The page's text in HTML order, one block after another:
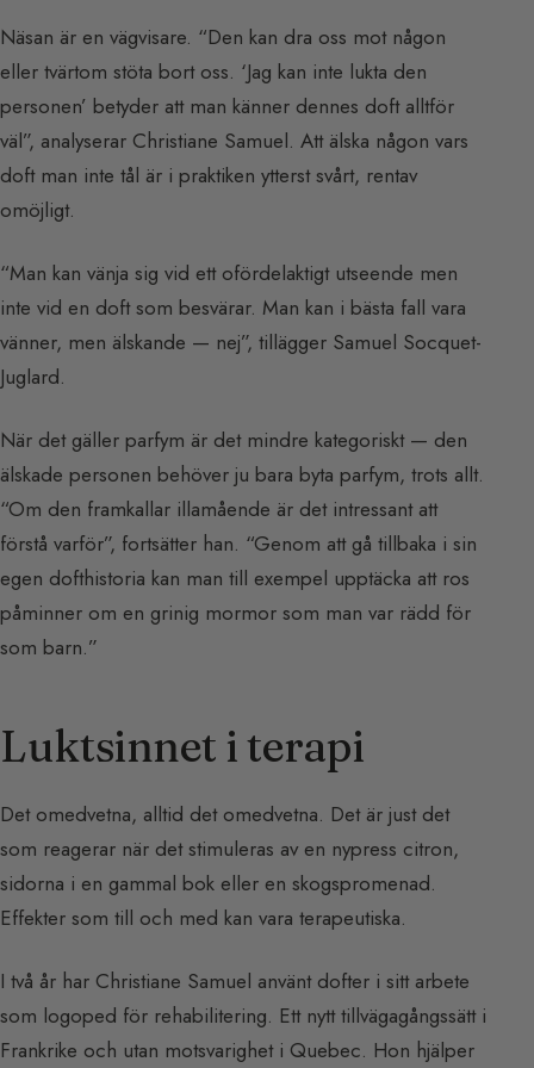
Näsan är en vägvisare. “Den kan dra oss mot någon
eller tvärtom stöta bort oss. ‘Jag kan inte lukta den
personen’ betyder att man känner dennes doft alltför
väl”, analyserar Christiane Samuel. Att älska någon vars
doft man inte tål är i praktiken ytterst svårt, rentav
omöjligt.
“Man kan vänja sig vid ett ofördelaktigt utseende men
inte vid en doft som besvärar. Man kan i bästa fall vara
vänner, men älskande — nej”, tillägger Samuel Socquet-
Juglard.
När det gäller parfym är det mindre kategoriskt — den
älskade personen behöver ju bara byta parfym, trots allt.
“Om den framkallar illamående är det intressant att
förstå varför”, fortsätter han. “Genom att gå tillbaka i sin
egen dofthistoria kan man till exempel upptäcka att ros
påminner om en grinig mormor som man var rädd för
som barn.”
Luktsinnet i terapi
Det omedvetna, alltid det omedvetna. Det är just det
som reagerar när det stimuleras av en nypress citron,
sidorna i en gammal bok eller en skogspromenad.
Effekter som till och med kan vara terapeutiska.
I två år har Christiane Samuel använt dofter i sitt arbete
som logoped för rehabilitering. Ett nytt tillvägagångssätt i
Frankrike och utan motsvarighet i Quebec. Hon hjälper